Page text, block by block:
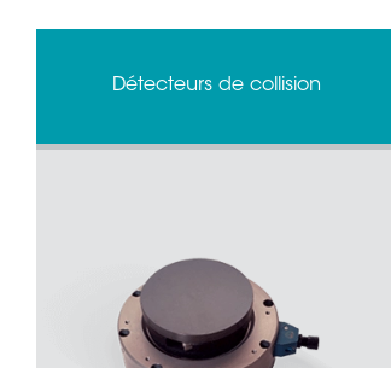
Détecteurs de collision